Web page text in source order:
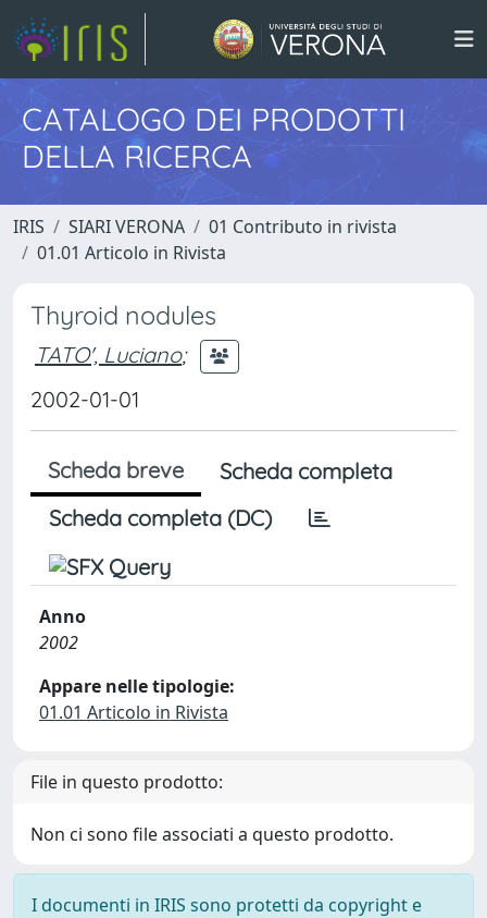
CATALOGO DEI PRODOTTI
DELLA RICERCA
IRIS SIARI VERONA
01 Contributo in rivista
01.01 Articolo in Rivista
Thyroid nodules
TATO', Luciano;
2002-01-01
Scheda breve
Scheda completa
Scheda completa (DC)
Anno
2002
Appare nelle tipologie:
01.01 Articolo in Rivista
File in questo prodotto:
Non ci sono file associati a questo prodotto.
I documenti in IRIS sono protetti da copyright e